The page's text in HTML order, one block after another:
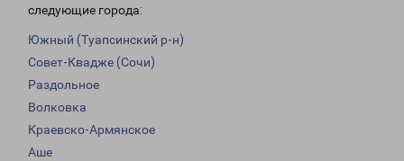
следующие города:
Южный (Туапсинский р-н)
Совет-Квадже (Сочи)
Раздольное
Волковка
Краевско-Армянское
Аше